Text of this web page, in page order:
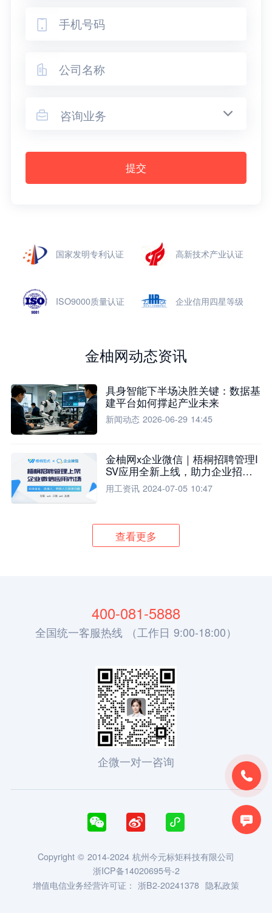


 咨询业务
提交
国家发明专利认证 高新技术产业认证
ISO9000质量认证 企业信用四星等级
金柚网动态资讯
具身智能下半场决胜关键：数据基
建平台如何撑起产业未来
新闻动态 2026-06-29 14:45
金柚网x企业微信｜梧桐招聘管理I
SV应用全新上线，助力企业招聘
流程全面升级
用工资讯 2024-07-05 10:47
查看更多


400-081-5888
全国统一客服热线 （工作日 9:00-18:00）
企微一对一咨询
  
Copyright © 2014-2024 杭州今元标矩科技有限公司
浙ICP备14020695号-2
增值电信业务经营许可证： 浙B2-20241378 隐私政策